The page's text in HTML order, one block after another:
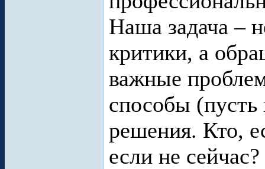
Наша задача –
критики, а
важные
способы
решения. Кто,
если не сейчас?